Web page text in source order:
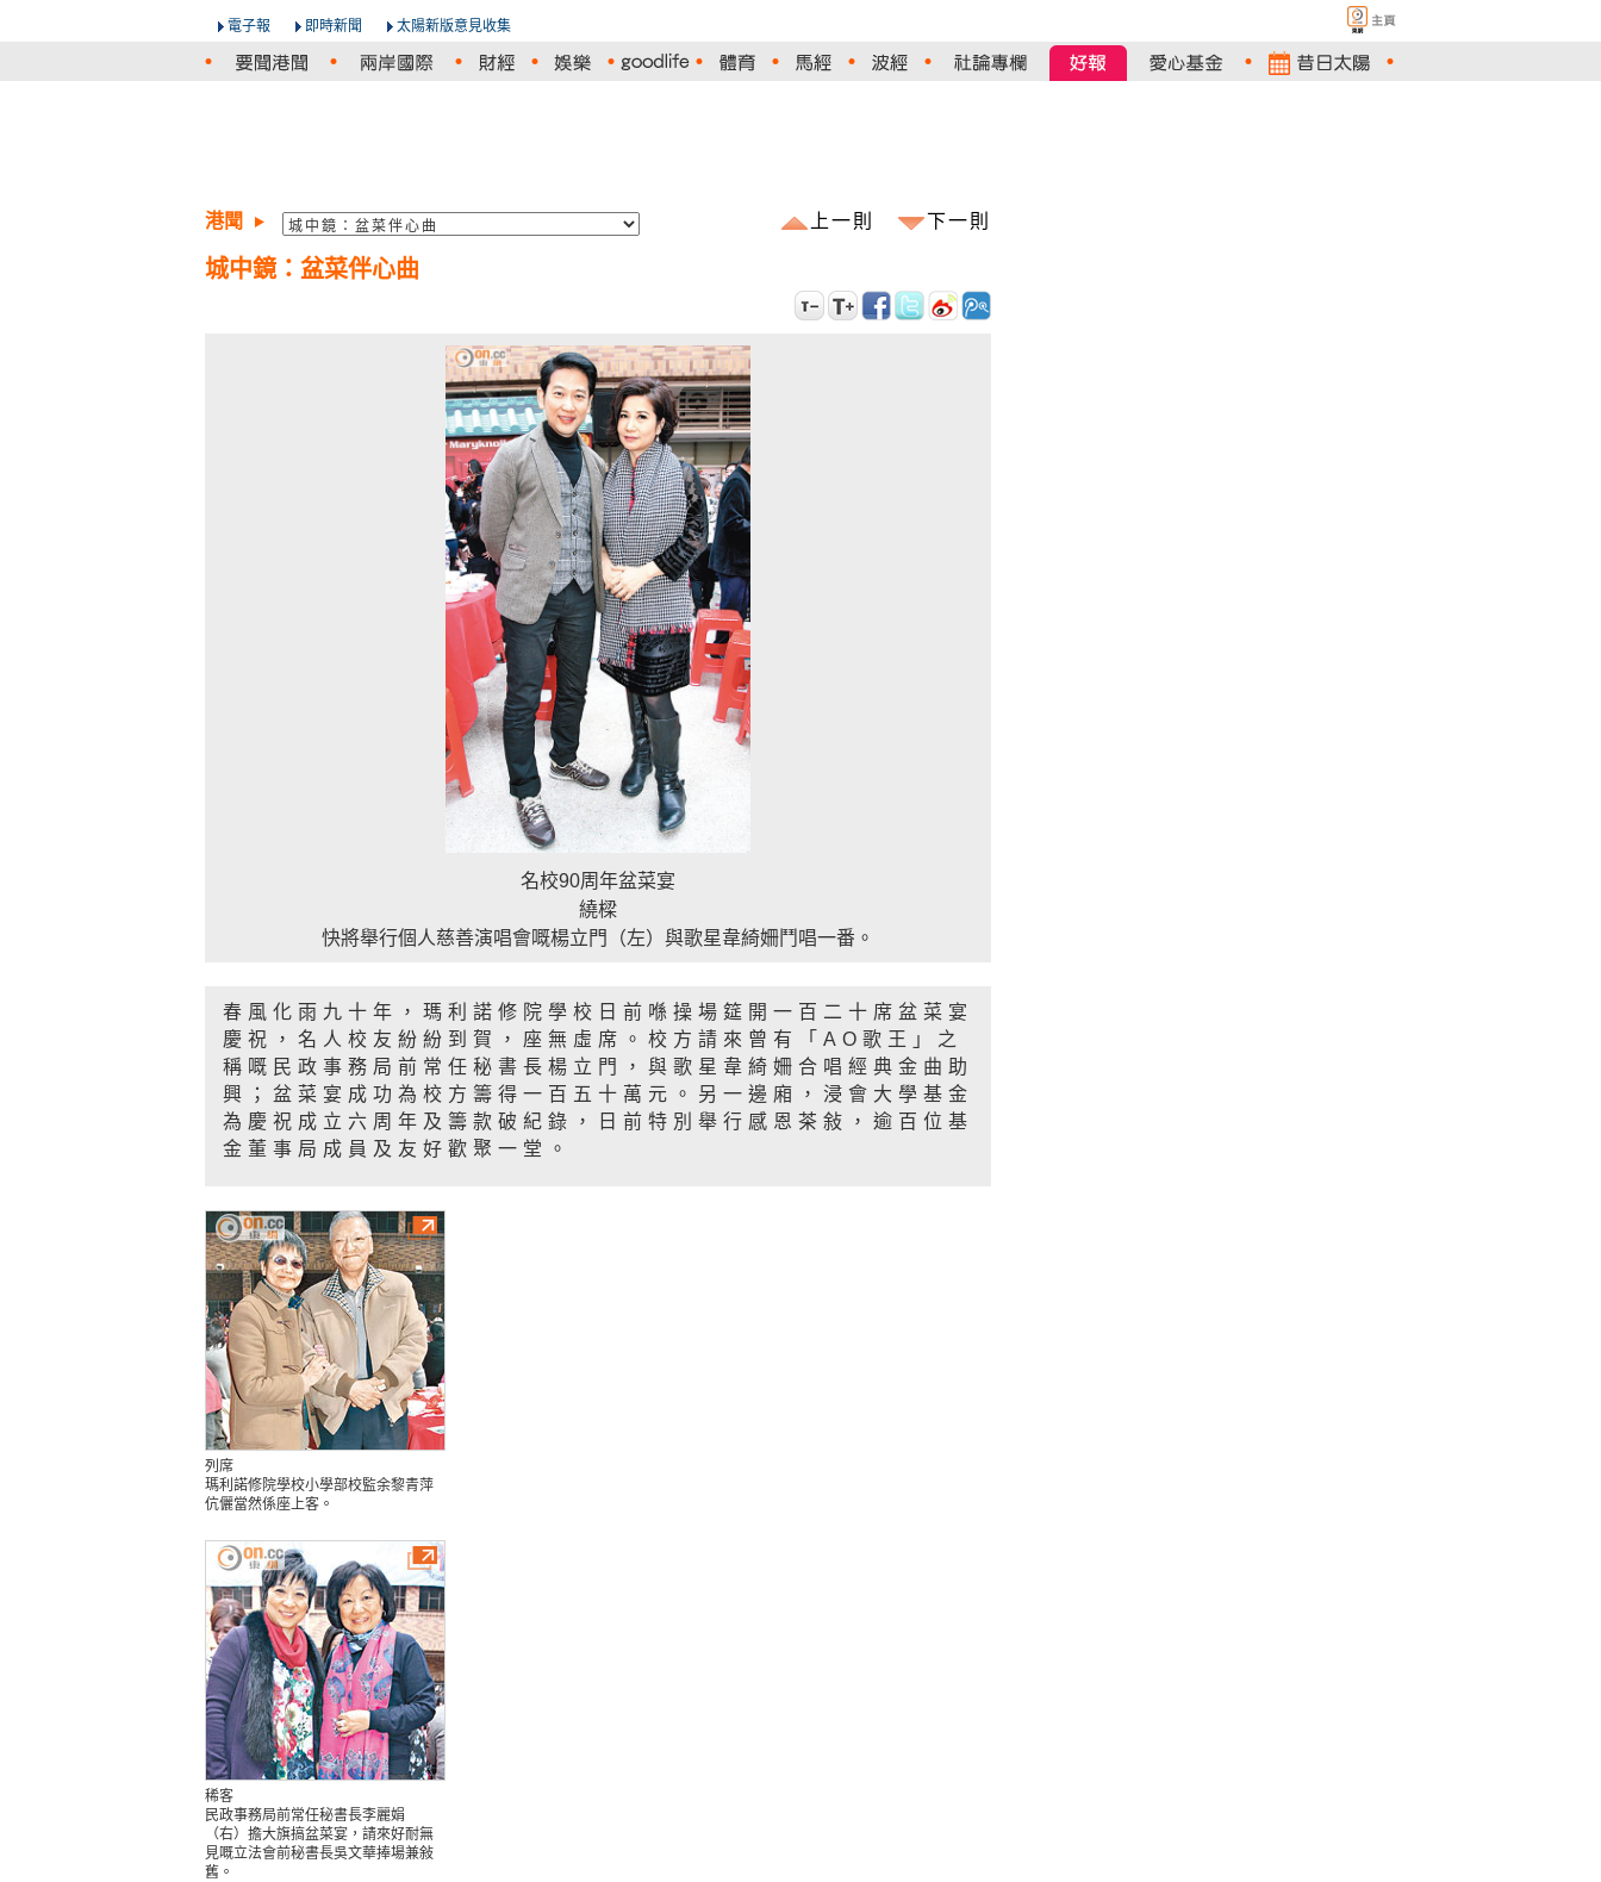
電子報 即時新聞 太陽新版意見收集
港聞 上一則 下一則
城中鏡：盆菜伴心曲
名校90周年盆菜宴
繞樑
快將舉行個人慈善演唱會嘅楊立門（左）與歌星韋綺姍鬥唱一番。
春風化雨九十年，瑪利諾修院學校日前喺操場筵開一百二十席盆菜宴
慶祝，名人校友紛紛到賀，座無虛席。校方請來曾有「AO歌王」之
稱嘅民政事務局前常任秘書長楊立門，與歌星韋綺姍合唱經典金曲助
興；盆菜宴成功為校方籌得一百五十萬元。另一邊廂，浸會大學基金
為慶祝成立六周年及籌款破紀錄，日前特別舉行感恩茶敍，逾百位基
金董事局成員及友好歡聚一堂。
列席
瑪利諾修院學校小學部校監余黎青萍
伉儷當然係座上客。
稀客
民政事務局前常任秘書長李麗娟
（右）擔大旗搞盆菜宴，請來好耐無
見嘅立法會前秘書長吳文華捧場兼敍
舊。